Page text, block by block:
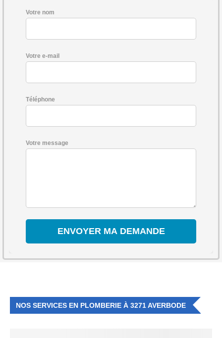
Votre nom
Votre e-mail
Téléphone
Votre message
NOS SERVICES EN PLOMBERIE À 3271 AVERBODE